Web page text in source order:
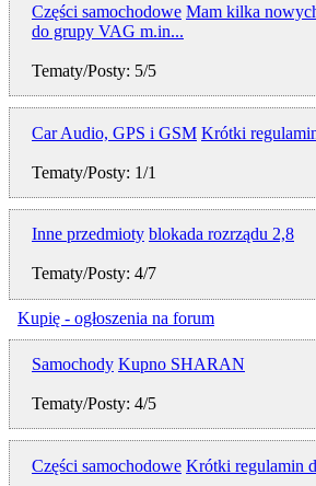
Części samochodowe Mam kilka
do grupy VAG m.in...
Tematy/Posty: 5/5
Car Audio, GPS i GSM Krótki
Tematy/Posty: 1/1
Inne przedmioty blokada rozrządu 2,8
Tematy/Posty: 4/7
Kupię - ogłoszenia na forum
Samochody Kupno SHARAN
Tematy/Posty: 4/5
Części samochodowe Krótki regulamin